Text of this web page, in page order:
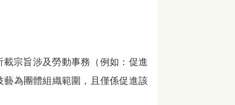
宗旨涉及勞動事務（例如：促進
為團體組織範圍，且僅係促進該